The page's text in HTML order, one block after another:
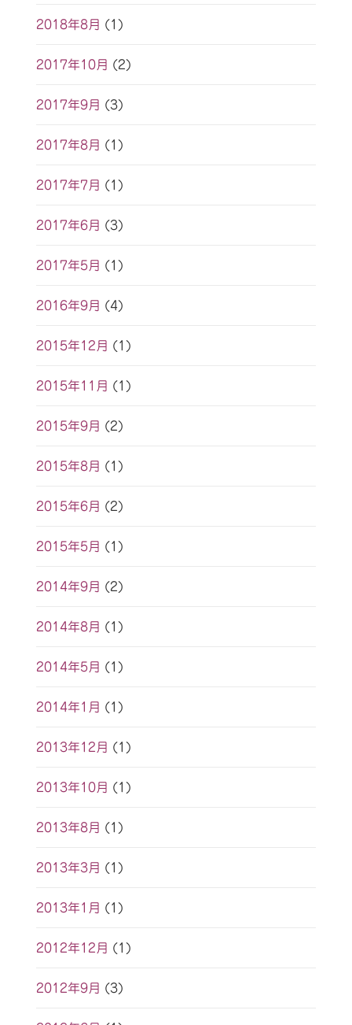
2018年8月 (1)
2017年10月 (2)
2017年9月 (3)
2017年8月 (1)
2017年7月 (1)
2017年6月 (3)
2017年5月 (1)
2016年9月 (4)
2015年12月 (1)
2015年11月 (1)
2015年9月 (2)
2015年8月 (1)
2015年6月 (2)
2015年5月 (1)
2014年9月 (2)
2014年8月 (1)
2014年5月 (1)
2014年1月 (1)
2013年12月 (1)
2013年10月 (1)
2013年8月 (1)
2013年3月 (1)
2013年1月 (1)
2012年12月 (1)
2012年9月 (3)